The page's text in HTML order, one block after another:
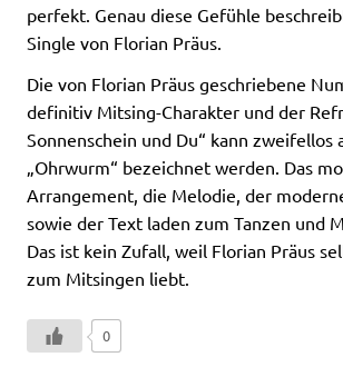
perfekt. Genau diese Gefühle
Single von Florian Präus.
Die von Florian Präus geschriebene
definitiv Mitsing-Charakter und der
Sonnenschein und Du“ kann zweifellos
„Ohrwurm“ bezeichnet werden. Das
Arrangement, die Melodie, der
sowie der Text laden zum Tanzen und
Das ist kein Zufall, weil Florian Präus
zum Mitsingen liebt.
0